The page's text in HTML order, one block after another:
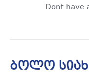
Dont have
ბოლო